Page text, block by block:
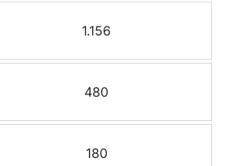
1.156
480
180